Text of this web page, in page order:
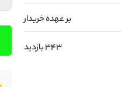
بر عهده خریدار
343 بازدید